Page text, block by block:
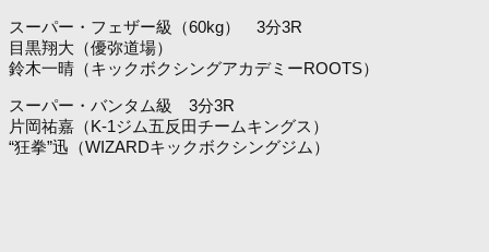
スーパー・フェザー級（60kg） 3分3R
目黒翔大（優弥道場）
鈴木一晴（キックボクシングアカデミーROOTS）
スーパー・バンタム級 3分3R
片岡祐嘉（K-1ジム五反田チームキングス）
“狂拳”迅（WIZARDキックボクシングジム）